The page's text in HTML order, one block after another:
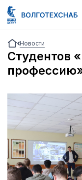
Новости
Студентов